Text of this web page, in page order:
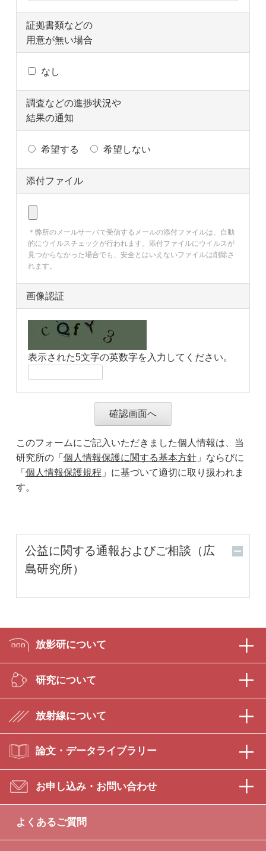
証拠書類などの
用意が無い場合
なし
調査などの進捗状況や
結果の通知
希望する 希望しない
添付ファイル
＊弊所のメールサーバで受信するメールの添付ファイルは、自動
的にウイルスチェックが行われます。添付ファイルにウイルスが
見つからなかった場合でも、安全とはいえないファイルは削除さ
れます。
画像認証
表示された5文字の英数字を入力してください。
このフォームにご記入いただきました個人情報は、当
研究所の「 個人情報保護に関する基本方針」ならびに
「 個人情報保護規程 」に基づいて適切に取り扱われま
す。
公益に関する通報およびご相談（広
島研究所）
放影研について
研究について
放射線について
論文・データライブラリー
お申し込み・お問い合わせ
よくあるご質問